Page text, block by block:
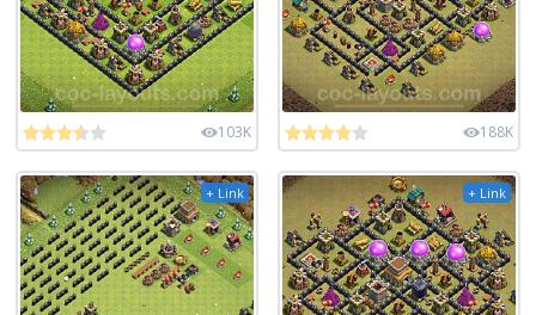
103K 188K
+ Link + Link